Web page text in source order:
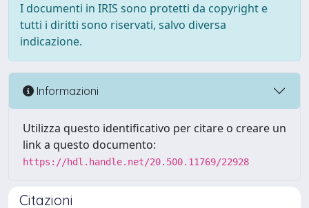
I documenti in IRIS sono protetti da copyright e
tutti i diritti sono riservati, salvo diversa
indicazione.
Informazioni
Utilizza questo identificativo per citare o creare un
link a questo documento:
https://hdl.handle.net/20.500.11769/22928
Citazioni